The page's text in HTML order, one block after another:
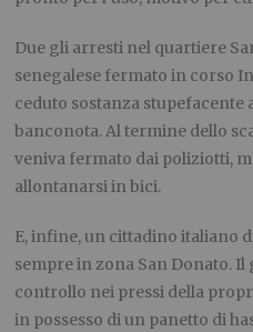
Due gli arresti nel quartiere
senegalese fermato in corso
ceduto sostanza stupefacente
banconota. Al termine dello
veniva fermato dai poliziotti,
allontanarsi in bici.
E, infine, un cittadino italiano
sempre in zona San Donato.
controllo nei pressi della
in possesso di un panetto di